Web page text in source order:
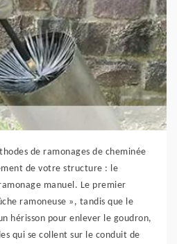
de ramonages de cheminée
de votre structure : le
manuel. Le premier
ramoneuse », tandis que le
hérisson pour enlever le goudron,
qui se collent sur le conduit de